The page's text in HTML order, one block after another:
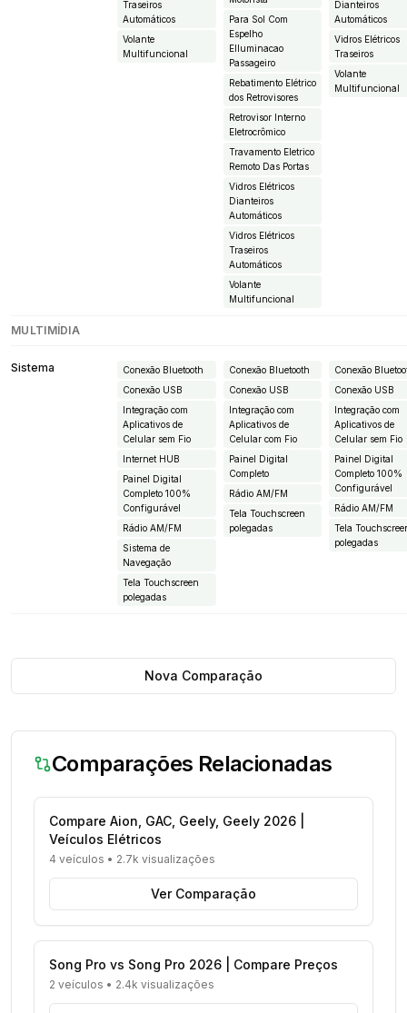
Traseiros
Automáticos
Volante
Multifuncional
Para Sol Com
Espelho
EIluminacao
Passageiro
Rebatimento Elétrico
dos Retrovisores
Retrovisor Interno
Eletrocrômico
Travamento Eletrico
Remoto Das Portas
Vidros Elétricos
Dianteiros
Automáticos
Vidros Elétricos
Traseiros
Automáticos
Volante
Multifuncional
Dianteiros
Automáticos
Vidros Elétricos
Traseiros
Volante
Multifuncional
MULTIMÍDIA
Sistema
Conexão Bluetooth
Conexão USB
Integração com
Aplicativos de
Celular sem Fio
Internet HUB
Painel Digital
Completo 100%
Configurável
Rádio AM/FM
Sistema de
Navegação
Tela Touchscreen
polegadas
Conexão Bluetooth
Conexão USB
Integração com
Aplicativos de
Celular com Fio
Painel Digital
Completo
Rádio AM/FM
Tela Touchscreen
polegadas
Conexão
Conexão USB
Integração com
Aplicativos de
Celular sem Fio
Painel Digital
Completo 100%
Configurável
Rádio AM/FM
Tela
polegadas
Nova Comparação
Comparações Relacionadas
Compare Aion, GAC, Geely, Geely 2026 |
Veículos Elétricos
4 veículos • 2.7k visualizações
Ver Comparação
Song Pro vs Song Pro 2026 | Compare Preços
2 veículos • 2.4k visualizações